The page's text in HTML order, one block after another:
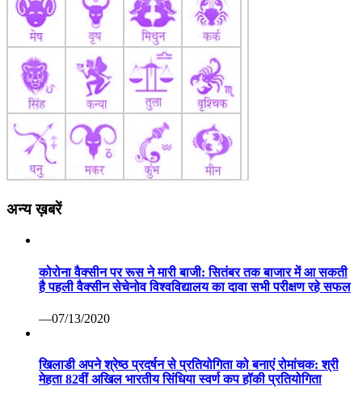
अन्य ख़बरें
कोरोना वैक्सीन पर रूस ने मारी बाजी: सितंबर तक बाजार में आ सकती
है पहली वैक्सीन सेचेनोव विश्वविद्यालय का दावा सभी परीक्षण रहे सफल
—07/13/2020
खिलाडी अपने श्रेष्ठ प्रदर्षन से प्रतियोगिता को बनाएं रोमांचक: श्री
मेहता 82वीं अखिल भारतीय सिंधिया स्वर्ण कप हॉकी प्रतियोगिता